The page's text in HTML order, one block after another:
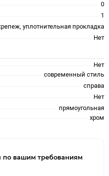
0
1
уплотнительная прокладка
Нет
Нет
современный стиль
справа
Нет
прямоугольная
хром
по вашим требованиям